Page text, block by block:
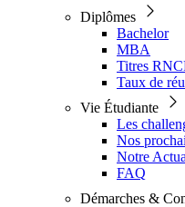
Diplômes
Bachelor
MBA
Titres
Taux de
Vie Étudiante
Les
Nos
Notre
FAQ
Démarches &